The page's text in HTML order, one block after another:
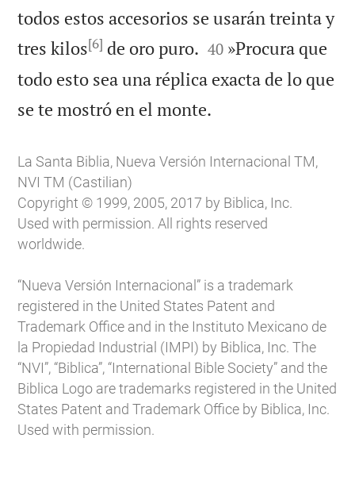
todos estos accesorios se usarán treinta y
tres kilos[6] de oro puro. 

40 »Procura que
todo esto sea una réplica exacta de lo que
se te mostró en el monte.
La Santa Biblia, Nueva Versión Internacional TM,
NVI TM (Castilian)
Copyright © 1999, 2005, 2017 by Biblica, Inc.
Used with permission. All rights reserved
worldwide.
“Nueva Versión Internacional” is a trademark
registered in the United States Patent and
Trademark Office and in the Instituto Mexicano de
la Propiedad Industrial (IMPI) by Biblica, Inc. The
“NVI”, “Biblica”, “International Bible Society” and the
Biblica Logo are trademarks registered in the United
States Patent and Trademark Office by Biblica, Inc.
Used with permission.